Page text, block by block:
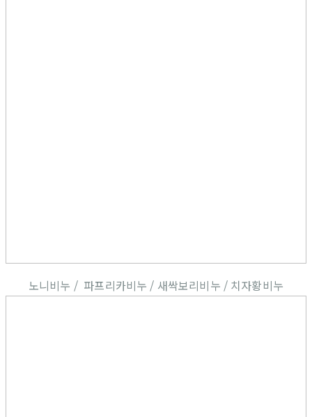
노니비누 / 파프리카비누 / 새싹보리비누 / 치자황비누